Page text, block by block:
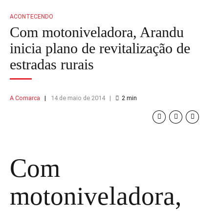
ACONTECENDO
Com motoniveladora, Arandu
inicia plano de revitalização de
estradas rurais
A Comarca 14 de maio de 2014 2 min
Com
motoniveladora,